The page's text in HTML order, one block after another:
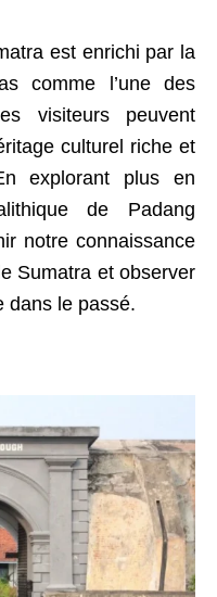
est enrichi par la
comme l’une des
visiteurs peuvent
culturel riche et
explorant plus en
de Padang
notre connaissance
Sumatra et observer
dans le passé.